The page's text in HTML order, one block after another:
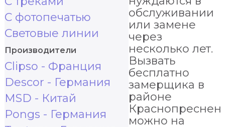
С фотопечатью
Световые линии
Производители
Clipso - Франция
Descor - Германия
MSD - Китай
Pongs - Германия
обслуживании
или замене
через
несколько лет.
Вызвать
бесплатно
замерщика в
районе
можно на